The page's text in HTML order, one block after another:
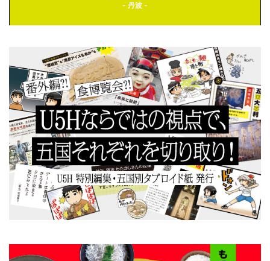
- 丹波 -